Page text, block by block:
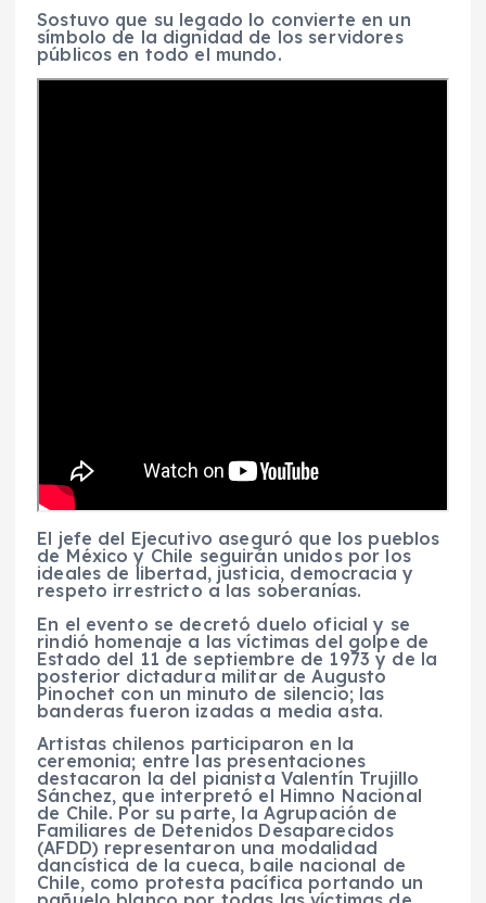
Sostuvo que su legado lo convierte en un
símbolo de la dignidad de los servidores
públicos en todo el mundo.
El jefe del Ejecutivo aseguró que los pueblos
de México y Chile seguirán unidos por los
ideales de libertad, justicia, democracia y
respeto irrestricto a las soberanías.
En el evento se decretó duelo oficial y se
rindió homenaje a las víctimas del golpe de
Estado del 11 de septiembre de 1973 y de la
posterior dictadura militar de Augusto
Pinochet con un minuto de silencio; las
banderas fueron izadas a media asta.
Artistas chilenos participaron en la
ceremonia; entre las presentaciones
destacaron la del pianista Valentín Trujillo
Sánchez, que interpretó el Himno Nacional
de Chile. Por su parte, la Agrupación de
Familiares de Detenidos Desaparecidos
(AFDD) representaron una modalidad
dancística de la cueca, baile nacional de
Chile, como protesta pacífica portando un